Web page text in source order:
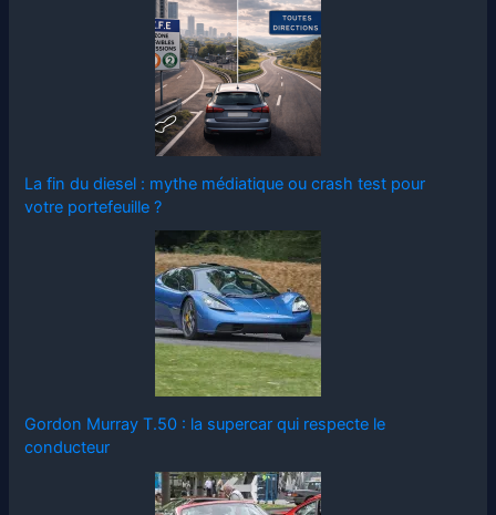
La fin du diesel : mythe médiatique ou crash test pour
votre portefeuille ?
Gordon Murray T.50 : la supercar qui respecte le
conducteur